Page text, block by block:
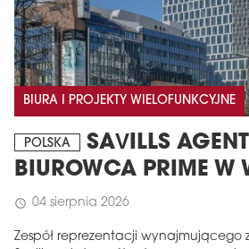
BIURA I PROJEKTY WIELOFUNKCYJNE
POLSKA
SAVILLS
BIUROWCA PRIME W
schedule 04 sierpnia 2026
Zespół reprezentacji wynajmującego